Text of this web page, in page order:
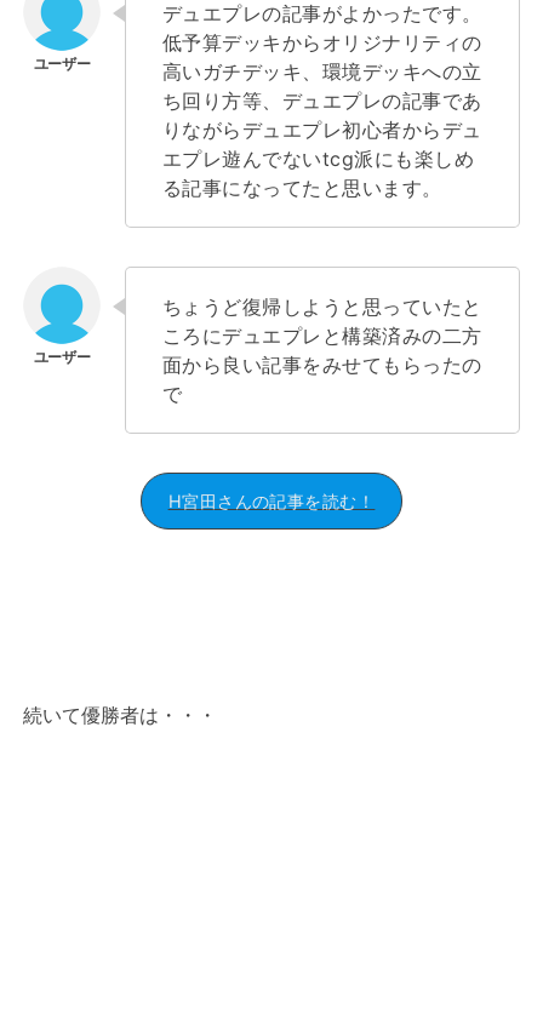
デュエプレの記事がよかったです。
低予算デッキからオリジナリティの
高いガチデッキ、環境デッキへの立
ち回り方等、デュエプレの記事であ
りながらデュエプレ初心者からデュ
エプレ遊んでないtcg派にも楽しめ
る記事になってたと思います。
ちょうど復帰しようと思っていたと
ころにデュエプレと構築済みの二方
面から良い記事をみせてもらったの
で
H宮田さんの記事を読む！
続いて優勝者は・・・